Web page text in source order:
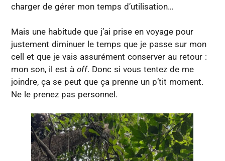
charger de gérer mon temps d’utilisation…
Mais une habitude que j’ai prise en voyage pour
justement diminuer le temps que je passe sur mon
cell et que je vais assurément conserver au retour :
mon son, il est àoff. Donc si vous tentez de me
joindre, ça se peut que ça prenne un p’tit moment.
Ne le prenez pas personnel.